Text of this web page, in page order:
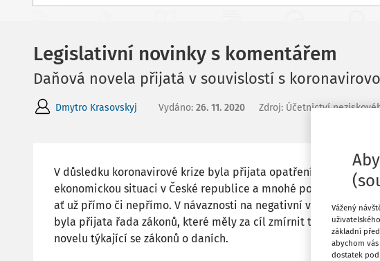
Legislativní novinky s komentářem
Daňová novela přijatá v souvislostí s
Dmytro Krasovskyj Vydáno: 26. 11. 2020 Zdroj: Účetnictví
V důsledku koronavirové krize byla přijata opatření, která měla
ekonomickou situaci v České republice a mnohé podnikatelské
ať už přímo či nepřímo. V návaznosti na negativní vlivy,
byla přijata řada zákonů, které měly za cíl zmírnit tyto dopady.
novelu týkající se zákonů o daních.
Vážený
základní
abychom
dostatek